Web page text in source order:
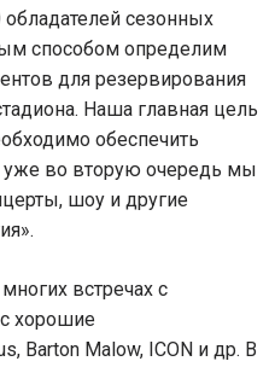
сезонных
способом определим
для резервирования
Наша главная цель
обеспечить
уже во вторую очередь мы
шоу и другие
встречах с
хорошие
Barton Malow, ICON и др. В